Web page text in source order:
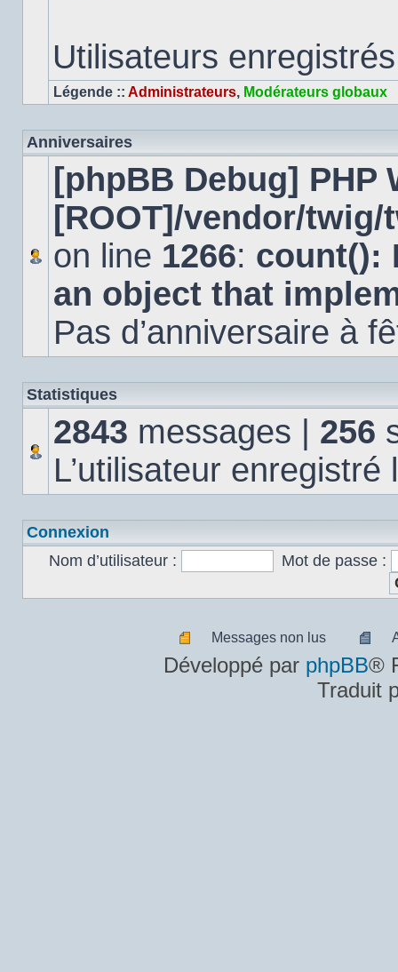
Utilisateurs
Légende :: Administrateurs, Modérateurs globaux
Anniversaires
[phpBB Debug] PHP
[ROOT]/vendor/
on line 1266: count():
an object that
Pas d’anniversaire à
Statistiques
2843 messages | 256
L’utilisateur
Connexion
Nom d’utilisateur :
Mot de passe :
Messages
non
Messages non lus
lu
Développé par phpBB®
Traduit